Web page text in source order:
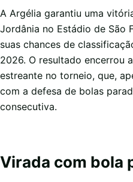
A Argélia garantiu uma
Jordânia no Estádio de São
suas chances de
2026. O resultado encerrou
estreante no torneio, que,
com a defesa de bolas
consecutiva.
Virada com bola